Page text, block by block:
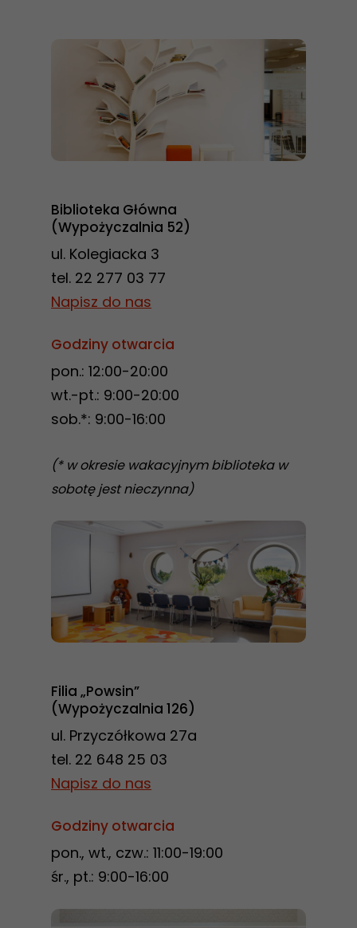
Biblioteka Główna
(Wypożyczalnia 52)
ul. Kolegiacka 3
tel. 22 277 03 77
Napisz do nas
Godziny otwarcia
pon.: 12:00-20:00
wt.-pt.: 9:00-20:00
sob.*: 9:00-16:00
(* w okresie wakacyjnym biblioteka w
sobotę jest nieczynna)
Filia „Powsin”
(Wypożyczalnia 126)
ul. Przyczółkowa 27a
tel. 22 648 25 03
Napisz do nas
Godziny otwarcia
pon., wt., czw.: 11:00-19:00
śr., pt.: 9:00-16:00